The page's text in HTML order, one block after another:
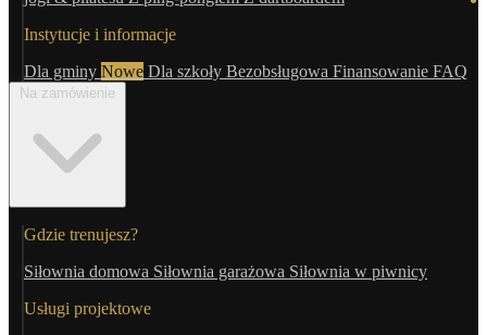
Instytucje i informacje
Dla gminy Nowe Dla szkoły Bezobsługowa Finansowanie FAQ
Na zamówienie
Gdzie trenujesz?
Siłownia domowa Siłownia garażowa Siłownia w piwnicy
Usługi projektowe